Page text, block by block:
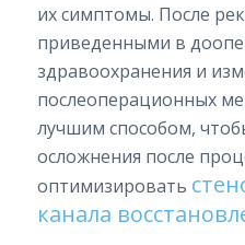
их симптомы. После
приведенными в
здравоохранения и
послеоперационных
лучшим способом,
осложнения после
оптимизировать
канала